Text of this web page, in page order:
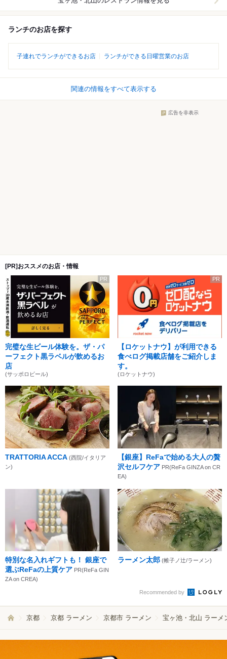
ランチのお店を探す
子連れでランチができるお店 ランチができる日曜営業のお店
関連の情報をすべて表示する
広告を非表示
[PR]おススメのお店・情報
PR
完璧な生ビール体験を。ザ・パ
ーフェクト黒ラベルが飲めるお
店
(サッポロビール)
PR
【ロケットナウ】が利用できる
食べログ掲載店舗をご紹介しま
す。
(ロケットナウ)
TRATTORIA ACCA (西院/イタリア
ン)
【銀座】ReFaで始める大人の贅
沢セルフケア PR(ReFa GINZA on CR
EA)
特別な名入れギフトも！ 銀座で
選ぶReFaの上質ケア PR(ReFa GIN
ZA on CREA)
ラーメン太郎 (帷子ノ辻/ラーメン)
Recommended by
京都 京都 ラーメン 京都市 ラーメン 宝ヶ池・北山 ラーメ